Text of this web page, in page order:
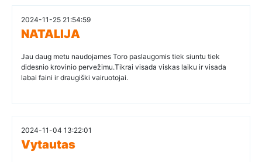
2024-11-25 21:54:59
NATALIJA
Jau daug metu naudojames Toro paslaugomis tiek siuntu tiek
didesnio krovinio pervežimu.Tikrai visada viskas laiku ir visada
labai faini ir draugiški vairuotojai.
2024-11-04 13:22:01
Vytautas